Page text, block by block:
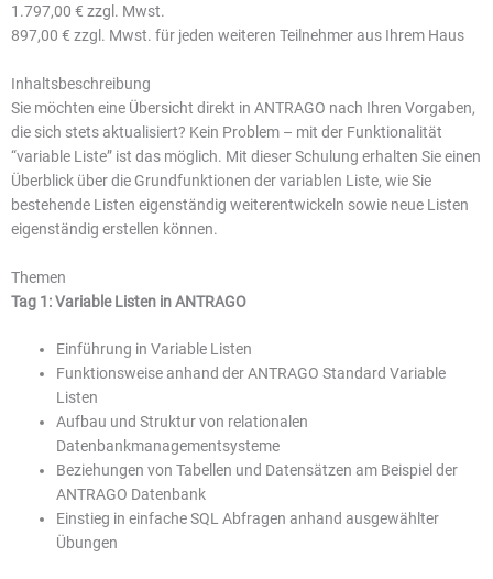
1.797,00 € zzgl. Mwst.
897,00 € zzgl. Mwst. für jeden weiteren Teilnehmer aus Ihrem Haus
Inhaltsbeschreibung
Sie möchten eine Übersicht direkt in ANTRAGO nach Ihren Vorgaben,
die sich stets aktualisiert? Kein Problem – mit der Funktionalität
“variable Liste” ist das möglich. Mit dieser Schulung erhalten Sie einen
Überblick über die Grundfunktionen der variablen Liste, wie Sie
bestehende Listen eigenständig weiterentwickeln sowie neue Listen
eigenständig erstellen können.
Themen
Tag 1: Variable Listen in ANTRAGO
Einführung in Variable Listen
Funktionsweise anhand der ANTRAGO Standard Variable
Listen
Aufbau und Struktur von relationalen
Datenbankmanagementsysteme
Beziehungen von Tabellen und Datensätzen am Beispiel der
ANTRAGO Datenbank
Einstieg in einfache SQL Abfragen anhand ausgewählter
Übungen